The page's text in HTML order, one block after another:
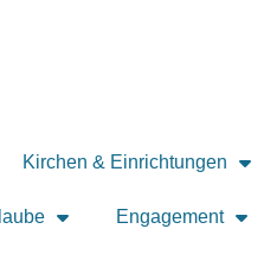
Kirchen & Einrichtungen
Engagement